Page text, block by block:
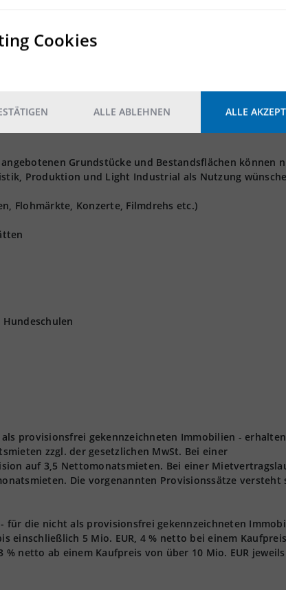
Grundstücke und Bestandsflächen können
Produktion und Light Industrial als Nutzung
Flohmärkte, Konzerte, Filmdrehs etc.)
provisionsfrei gekennzeichneten Immobilien -
zzgl. der gesetzlichen MwSt. Bei einer
auf 3,5 Nettomonatsmieten. Bei einer
Die vorgenannten Provisionssätze versteht
für die nicht als provisionsfrei gekennzeichneten
einschließlich 5 Mio. EUR, 4 % netto bei einem
% netto ab einem Kaufpreis von über 10 Mio. EUR
Cookies
ALLE ABLEHNEN ALLE